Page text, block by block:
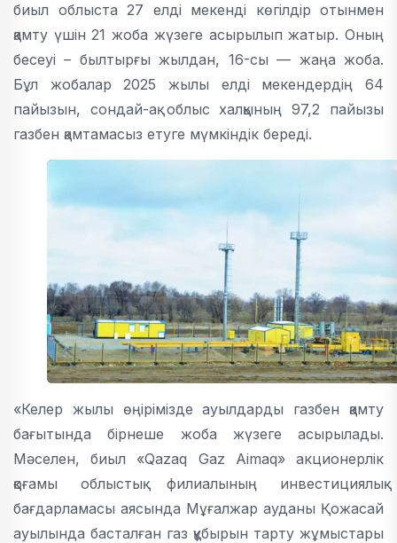
биыл облыста 27 елді мекенді көгілдір отынмен
қамту үшін 21 жоба жүзеге асырылып жатыр. Оның
бесеуі – былтырғы жылдан, 16-сы — жаңа жоба.
Бұл жобалар 2025 жылы елді мекендердің 64
пайызын, сондай-ақ облыс халқының 97,2 пайызы
газбен қамтамасыз етуге мүмкіндік береді.
«Келер жылы өңірімізде ауылдарды газбен қамту
бағытында бірнеше жоба жүзеге асырылады.
Мәселен, биыл «Qazaq Gaz Aimaq» акционерлік
қоғамы облыстық филиалының инвестициялық
бағдарламасы аясында Мұғалжар ауданы Қожасай
ауылында басталған газ құбырын тарту жұмыстары